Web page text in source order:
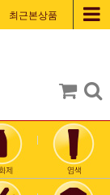
최근본상품